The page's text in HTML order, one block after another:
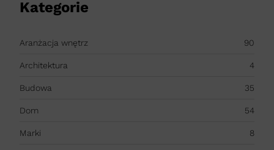
Kategorie
Aranżacja wnętrz 90
Architektura 4
Budowa 35
Dom 54
Marki 8